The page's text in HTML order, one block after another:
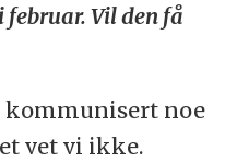
Vil den få
noe
vet vi ikke.